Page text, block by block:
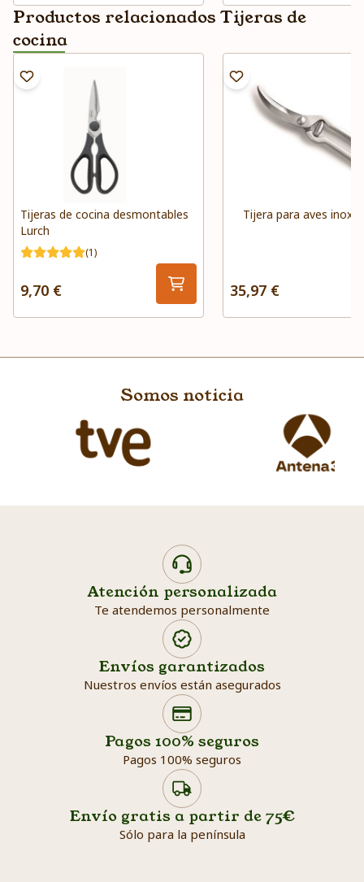
Productos relacionados Tijeras de
cocina
Tijeras de cocina desmontables
Lurch
(1)
9,70 €
Tijera para aves inox
35,97 €
Somos noticia
Atención personalizada
Te atendemos personalmente
Envíos garantizados
Nuestros envíos están asegurados
Pagos 100% seguros
Pagos 100% seguros
Envío gratis a partir de 75€
Sólo para la península
Search products